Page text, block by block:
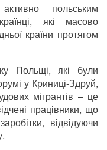
польським
які масово
країни протягом
Польщі, які були
у Криниці-Здруй,
мігрантів – це
працівники, що
відвідуючи